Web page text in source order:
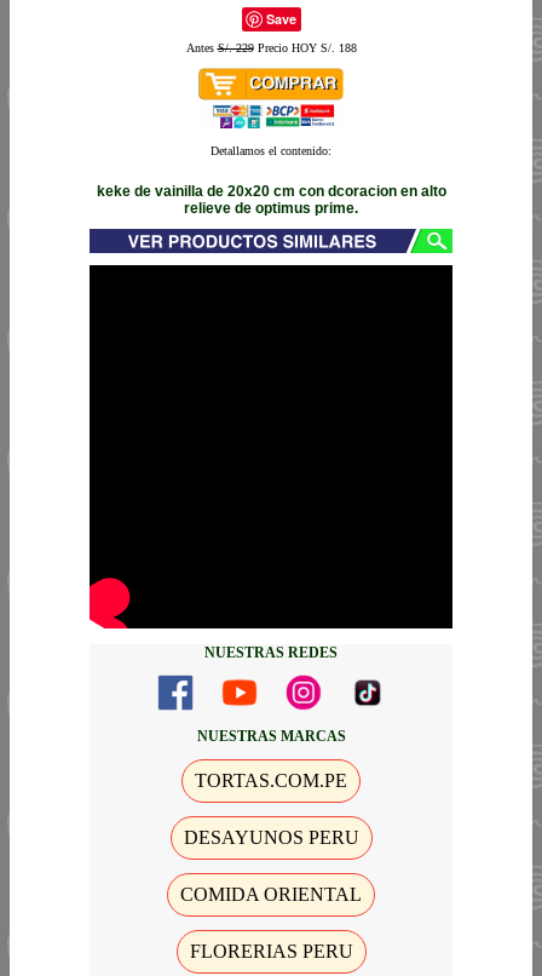
Save
AntesS/. 229Precio HOY S/. 188
Detallamos el contenido:
keke de vainilla de 20x20 cm con dcoracion en alto
relieve de optimus prime.
NUESTRAS REDES
NUESTRAS MARCAS
TORTAS.COM.PE
DESAYUNOS PERU
COMIDA ORIENTAL
FLORERIAS PERU